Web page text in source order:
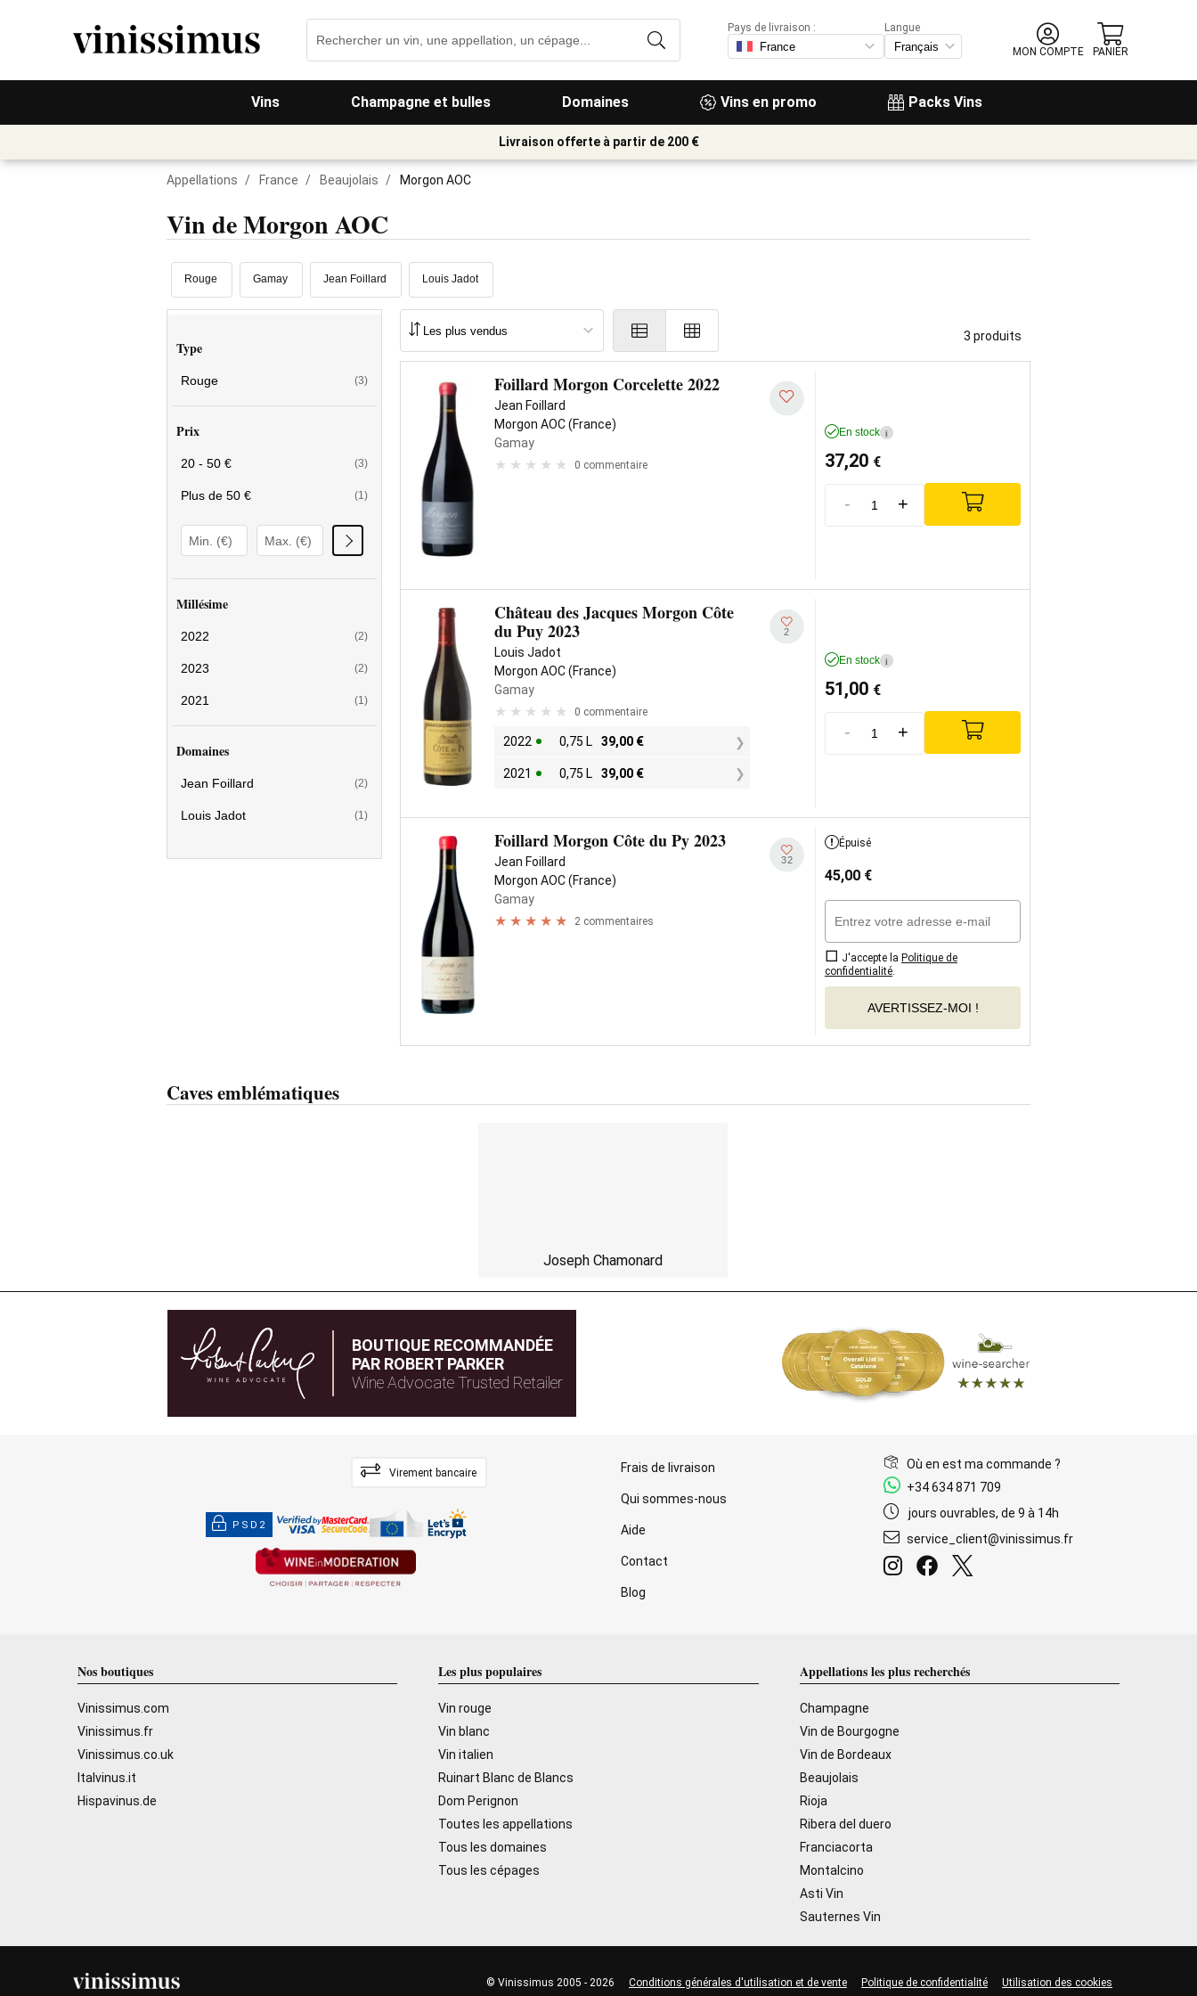
Vins Champagne et bulles Domaines Vins en promo Packs Vins
Pays de livraison :
Langue
MON COMPTE
PANIER
Livraison offerte à partir de 200 €
Appellations / France / Beaujolais / Morgon AOC
Vin de Morgon AOC
Rouge Gamay Jean Foillard Louis Jadot
Type
Rouge (3)
Prix
20 - 50 € (3)
Plus de 50 € (1)
Millésime
2022 (2)
2023 (2)
2021 (1)
Domaines
Jean Foillard (2)
Louis Jadot (1)
3 produits
Foillard Morgon Corcelette 2022
Jean Foillard
Morgon AOC (France)
Gamay
0 commentaire
En stock i
37,20 €
- +
Château des Jacques Morgon Côte
du Puy 2023
Louis Jadot
Morgon AOC (France)
Gamay
0 commentaire
2022 0,75 L 39,00 €
2021 0,75 L 39,00 €
2
En stock i
51,00 €
- +
Foillard Morgon Côte du Py 2023
Jean Foillard
Morgon AOC (France)
Gamay
2 commentaires
32
Épuisé
45,00 €
J'accepte la Politique de
confidentialité
AVERTISSEZ-MOI !
Caves emblématiques
Joseph Chamonard
BOUTIQUE RECOMMANDÉE
PAR ROBERT PARKER
Wine Advocate Trusted Retailer
Virement bancaire
PSD2
Frais de livraison
Qui sommes-nous
Aide
Contact
Blog
Où en est ma commande ?
+34 634 871 709
jours ouvrables, de 9 à 14h
service_client@vinissimus.fr
Nos boutiques
Vinissimus.com
Vinissimus.fr
Vinissimus.co.uk
Italvinus.it
Hispavinus.de
Les plus populaires
Vin rouge
Vin blanc
Vin italien
Ruinart Blanc de Blancs
Dom Perignon
Toutes les appellations
Tous les domaines
Tous les cépages
Appellations les plus recherchés
Champagne
Vin de Bourgogne
Vin de Bordeaux
Beaujolais
Rioja
Ribera del duero
Franciacorta
Montalcino
Asti Vin
Sauternes Vin
© Vinissimus 2005 - 2026 Conditions générales d'utilisation et de vente Politique de confidentialité Utilisation des cookies